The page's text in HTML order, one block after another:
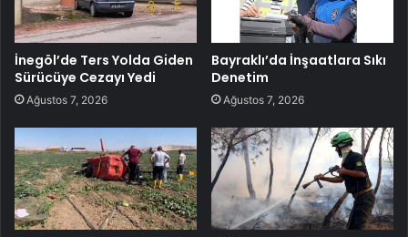
İnegöl’de Ters Yolda Giden
Sürücüye Cezayı Yedi
Ağustos 7, 2026
Bayraklı’da İnşaatlara Sıkı
Denetim
Ağustos 7, 2026